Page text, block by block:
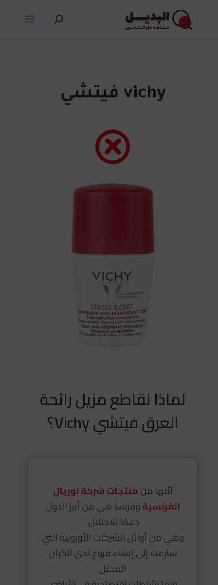
vichy فيتشي
لماذا نقاطع مزيل رائحة
العرق فيتشي Vichy؟
لأنها منمنتجات شركة لوريال
الفرنسيةوفرنسا هي من أبرز الدول
دعمًا للاحتلال.
وهي من أوائل الشركات الأوروبية التي
سارعت إلى إنشاء فروع لدى الكيان
المحتل